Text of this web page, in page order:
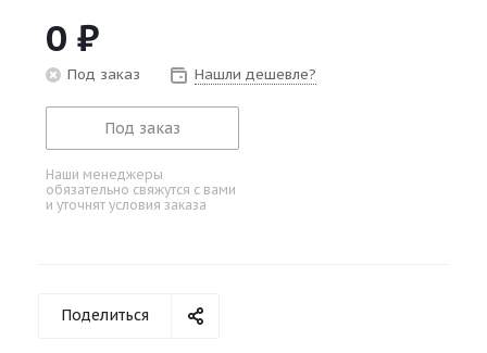
0 ₽
Под заказ Нашли дешевле?
Под заказ
Наши менеджеры
обязательно свяжутся с вами
и уточнят условия заказа
Поделиться